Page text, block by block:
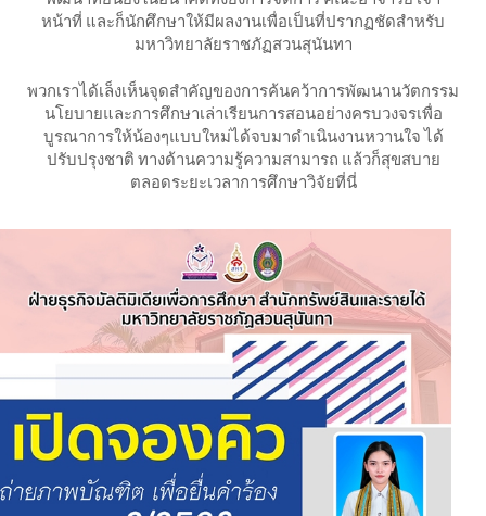
หน้าที่ และก็นักศึกษาให้มีผลงานเพื่อเป็นที่ปรากฏชัดสำหรับ
มหาวิทยาลัยราชภัฏสวนสุนันทา
พวกเราได้เล็งเห็นจุดสำคัญของการค้นคว้าการพัฒนานวัตกรรม
นโยบายและการศึกษาเล่าเรียนการสอนอย่างครบวงจรเพื่อ
บูรณาการให้น้องๆแบบใหม่ได้จบมาดำเนินงานหวานใจ ได้
ปรับปรุงชาติ ทางด้านความรู้ความสามารถ แล้วก็สุขสบาย
ตลอดระยะเวลาการศึกษาวิจัยที่นี่